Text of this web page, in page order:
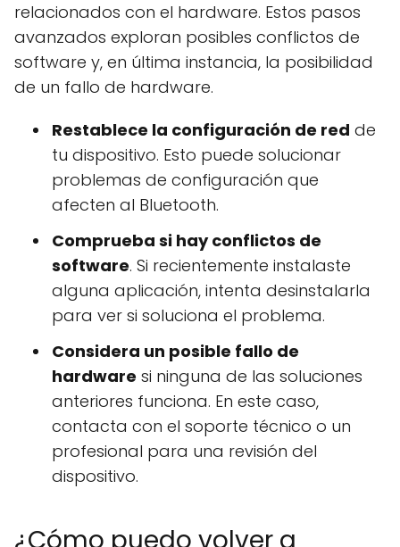
relacionados con el hardware. Estos pasos
avanzados exploran posibles conflictos de
software y, en última instancia, la posibilidad
de un fallo de hardware.
Restablece la configuración de red de
tu dispositivo. Esto puede solucionar
problemas de configuración que
afecten al Bluetooth.
Comprueba si hay conflictos de
software. Si recientemente instalaste
alguna aplicación, intenta desinstalarla
para ver si soluciona el problema.
Considera un posible fallo de
hardware si ninguna de las soluciones
anteriores funciona. En este caso,
contacta con el soporte técnico o un
profesional para una revisión del
dispositivo.